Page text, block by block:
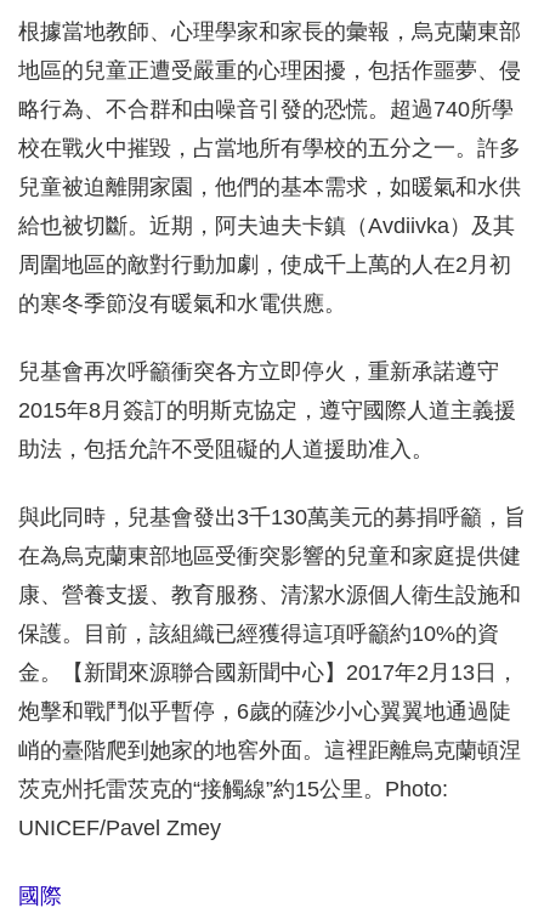
根據當地教師、心理學家和家長的彙報，烏克蘭東部
地區的兒童正遭受嚴重的心理困擾，包括作噩夢、侵
略行為、不合群和由噪音引發的恐慌。超過740所學
校在戰火中摧毀，占當地所有學校的五分之一。許多
兒童被迫離開家園，他們的基本需求，如暖氣和水供
給也被切斷。近期，阿夫迪夫卡鎮（Avdiivka）及其
周圍地區的敵對行動加劇，使成千上萬的人在2月初
的寒冬季節沒有暖氣和水電供應。
兒基會再次呼籲衝突各方立即停火，重新承諾遵守
2015年8月簽訂的明斯克協定，遵守國際人道主義援
助法，包括允許不受阻礙的人道援助准入。
與此同時，兒基會發出3千130萬美元的募捐呼籲，旨
在為烏克蘭東部地區受衝突影響的兒童和家庭提供健
康、營養支援、教育服務、清潔水源個人衛生設施和
保護。目前，該組織已經獲得這項呼籲約10%的資
金。【新聞來源聯合國新聞中心】2017年2月13日，
炮擊和戰鬥似乎暫停，6歲的薩沙小心翼翼地通過陡
峭的臺階爬到她家的地窖外面。這裡距離烏克蘭頓涅
茨克州托雷茨克的“接觸線”約15公里。Photo:
UNICEF/Pavel Zmey
國際